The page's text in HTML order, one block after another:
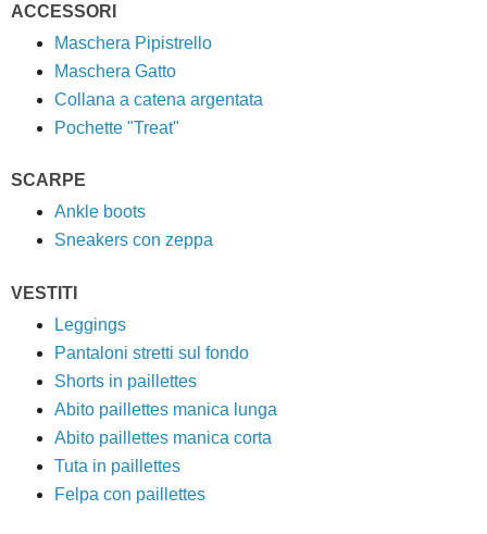
ACCESSORI
Maschera Pipistrello
Maschera Gatto
Collana a catena argentata
Pochette "Treat"
SCARPE
Ankle boots
Sneakers con zeppa
VESTITI
Leggings
Pantaloni stretti sul fondo
Shorts in paillettes
Abito paillettes manica lunga
Abito paillettes manica corta
Tuta in paillettes
Felpa con paillettes